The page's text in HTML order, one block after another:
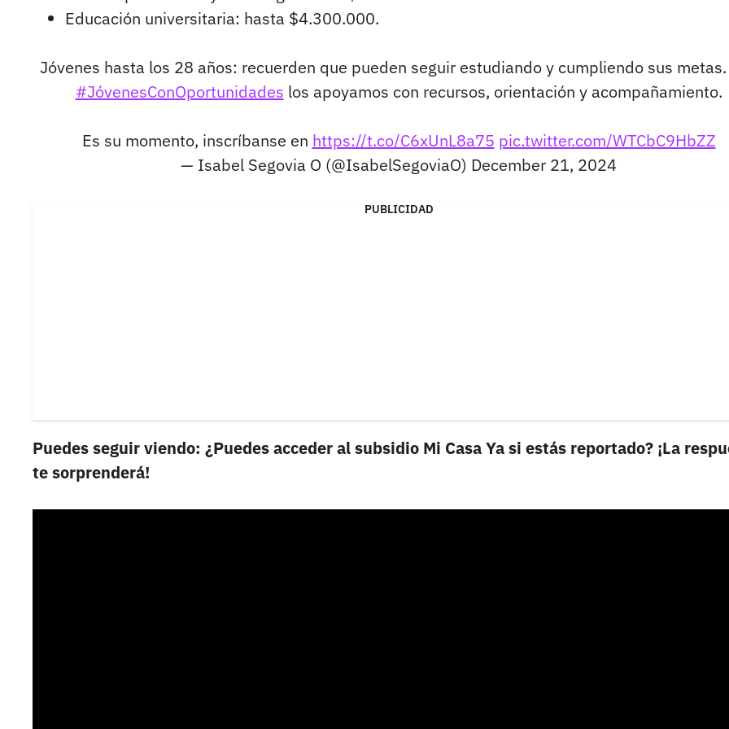
Educación universitaria: hasta $4.300.000.
Jóvenes hasta los 28 años: recuerden que pueden seguir estudiando y cumpliendo sus metas.
#JóvenesConOportunidades los apoyamos con recursos, orientación y acompañamiento.
Es su momento, inscríbanse en https://t.co/C6xUnL8a75 pic.twitter.com/WTCbC9HbZZ
— Isabel Segovia O (@IsabelSegoviaO) December 21, 2024
PUBLICIDAD
Puedes seguir viendo: ¿Puedes acceder al subsidio Mi Casa Ya si estás reportado? ¡La
te sorprenderá!